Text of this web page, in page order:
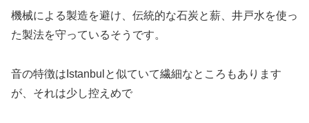
機械による製造を避け、伝統的な石炭と薪、井戸水を使っ
た製法を守っているそうです。
音の特徴はIstanbulと似ていて繊細なところもあります
が、それは少し控えめで